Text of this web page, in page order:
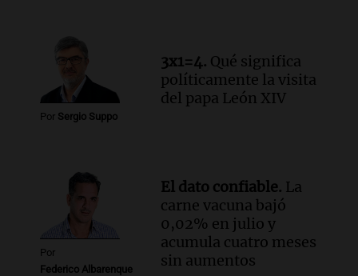
Por Sergio Suppo
3x1=4. Qué significa
políticamente la visita
del papa León XIV
Por
Federico Albarenque
El dato confiable. La
carne vacuna bajó
0,02% en julio y
acumula cuatro meses
sin aumentos